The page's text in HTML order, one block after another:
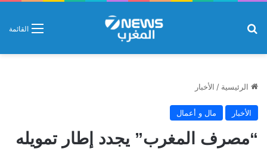
القائمة
الرئيسية / الأخبار
الأخبار مال و أعمال
“مصرف المغرب” يجدد إطار تمويله